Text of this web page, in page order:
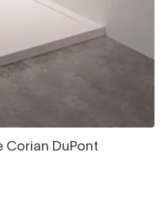
Corian DuPont